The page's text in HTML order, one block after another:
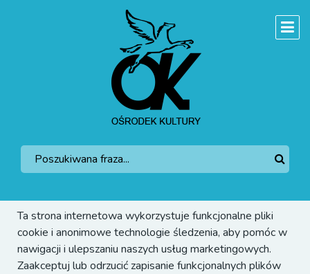
Ta strona internetowa wykorzystuje funkcjonalne pliki
cookie i anonimowe technologie śledzenia, aby pomóc w
nawigacji i ulepszaniu naszych usług marketingowych.
Zaakceptuj lub odrzucić zapisanie funkcjonalnych plików